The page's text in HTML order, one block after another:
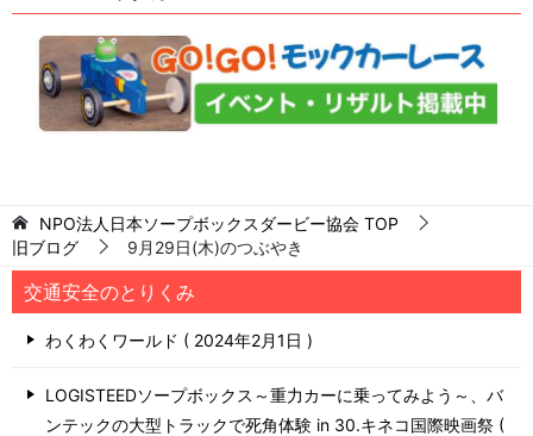
NPO法人日本ソープボックスダービー協会 TOP
旧ブログ
9月29日(木)のつぶやき
交通安全のとりくみ
わくわくワールド 2024年2月1日
LOGISTEEDソープボックス～重力カーに乗ってみよう～、バ
ンテックの大型トラックで死角体験 in 30.キネコ国際映画祭